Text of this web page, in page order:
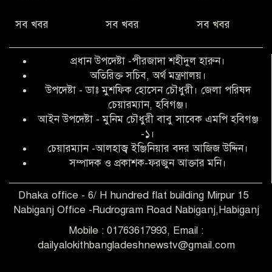
বৃত্তি পরীক্ষার সুযোগ করে দিলেন প্রধান শিক্ষক
ফারুক মাস্টার
আব্দুল হক তালুকদার ফাউন্ডেশন মানবতার
শিকড় ছুঁই ছুঁই,ফরজুন আক্তার মনি
সিলেট রেঞ্জের শ্রেষ্ঠ ওসি নির্বাচিত হলেন
নবীগঞ্জ থানার ওসি মোনায়েম
‎নবীগঞ্জে এক সাজাপ্রাপ্ত পলাতক আসামি
সব খবর সব খবর সব খবর
প্রধান উপদেষ্টা -পীরজাদা শহীদুল হারুন।
অতিরিক্ত সচিব, অর্থ মন্ত্রণালয়।
উপদেষ্টা - ডাঃ মুশফিক হোসেন চৌধুরী। জেলা পরিষদ
চেয়ারম্যান, হবিগঞ্জ।
আইন উপদেষ্টা - মুনিম চৌধুরী বাবু সাবেক এমপি হবিগঞ্জ
-১।
চেয়ারম্যান -আলহাজ্ব ইঞ্জিনিয়ার বদর আজিজ উদ্দিন।
সম্পাদক ও প্রকাশক-ফরজুন আক্তার মনি।
Dhaka office - 6/ H hundred flat building Mirpur 15
Nabiganj Office -Rudrogram Road Nabiganj,Habiganj
Mobile : 01763617993, Email :
dailyalokithbangladeshnewstv@gmail.com